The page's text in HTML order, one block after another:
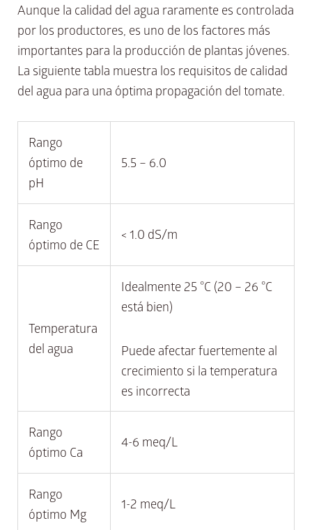
Aunque la calidad del agua raramente es controlada
por los productores, es uno de los factores más
importantes para la producción de plantas jóvenes.
La siguiente tabla muestra los requisitos de calidad
del agua para una óptima propagación del tomate.
Rango
óptimo de
pH
5.5 – 6.0
Rango
óptimo de CE
< 1.0 dS/m
Temperatura
del agua
Idealmente 25 °C (20 – 26 °C
está bien)
Puede afectar fuertemente al
crecimiento si la temperatura
es incorrecta
Rango
óptimo Ca
4-6 meq/L
Rango
óptimo Mg
1-2 meq/L